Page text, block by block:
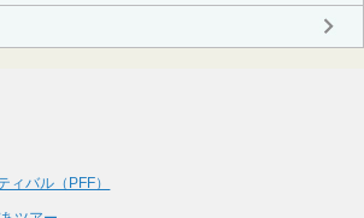
ィバル（PFF）